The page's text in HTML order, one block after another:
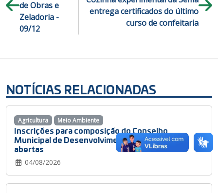
de Obras e
Zeladoria -
09/12
entrega certificados do último
curso de confeitaria
NOTÍCIAS RELACIONADAS
Inscrições para composição do Conselho
Municipal de Desenvolvimento Rural estão
abertas
04/08/2026
Agricultura Meio Ambiente